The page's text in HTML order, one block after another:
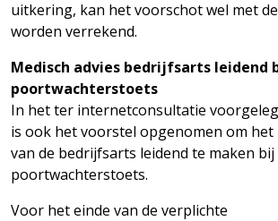
uitkering, kan het voorschot wel met
worden verrekend.
Medisch advies bedrijfsarts leidend
poortwachterstoets
In het ter internetconsultatie
is ook het voorstel opgenomen om het
van de bedrijfsarts leidend te maken bij
poortwachterstoets.
Voor het einde van de verplichte